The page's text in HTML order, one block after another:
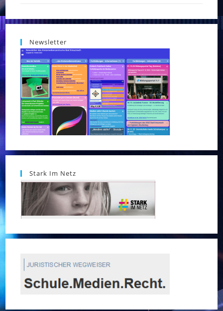
Newsletter
Stark Im Netz